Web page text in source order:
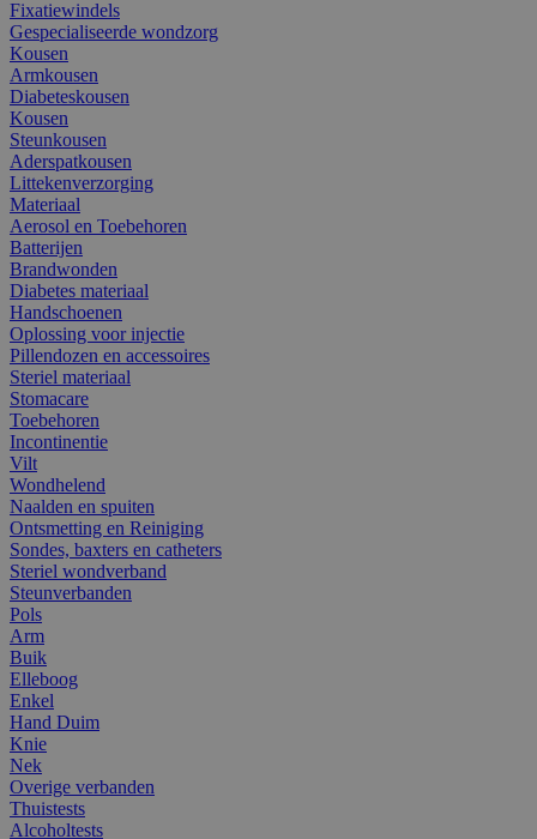
Fixatiewindels
Gespecialiseerde wondzorg
Kousen
Armkousen
Diabeteskousen
Kousen
Steunkousen
Aderspatkousen
Littekenverzorging
Materiaal
Aerosol en Toebehoren
Batterijen
Brandwonden
Diabetes materiaal
Handschoenen
Oplossing voor injectie
Pillendozen en accessoires
Steriel materiaal
Stomacare
Toebehoren
Incontinentie
Vilt
Wondhelend
Naalden en spuiten
Ontsmetting en Reiniging
Sondes, baxters en catheters
Steriel wondverband
Steunverbanden
Pols
Arm
Buik
Elleboog
Enkel
Hand Duim
Knie
Nek
Overige verbanden
Thuistests
Alcoholtests